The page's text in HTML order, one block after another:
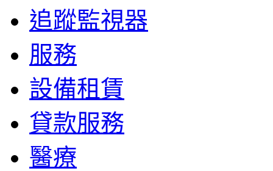
追蹤監視器
服務
設備租賃
貸款服務
醫療